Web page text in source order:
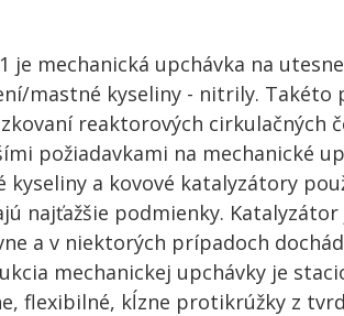
je mechanická upchávka na
mastné kyseliny - nitrily. Takéto
reaktorových cirkulačných
požiadavkami na mechanické
kyseliny a kovové katalyzátory
najťažšie podmienky.
a v niektorých prípadoch
mechanickej upchávky je
flexibilné, kĺzne protikrúžky z